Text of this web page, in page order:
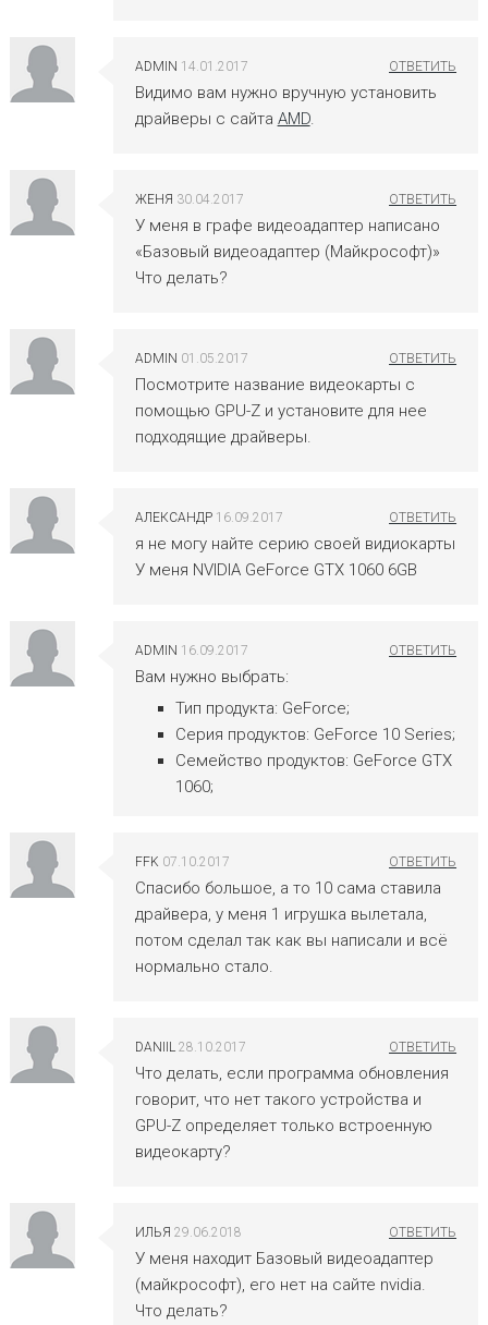
ADMIN 14.01.2017
Видимо вам нужно вручную установить
драйверы с сайта AMD.
ЖЕНЯ 30.04.2017
У меня в графе видеоадаптер написано
«Базовый видеоадаптер (Майкрософт)»
Что делать?
ADMIN 01.05.2017
Посмотрите название видеокарты с
помощью GPU-Z и установите для нее
подходящие драйверы.
АЛЕКСАНДР 16.09.2017
я не могу найте серию своей видиокарты
У меня NVIDIA GeForce GTX 1060 6GB
ADMIN 16.09.2017
Вам нужно выбрать:
Тип продукта: GeForce;
Серия продуктов: GeForce 10 Series;
Семейство продуктов: GeForce GTX
1060;
FFK 07.10.2017
Спасибо большое, а то 10 сама ставила
драйвера, у меня 1 игрушка вылетала,
потом сделал так как вы написали и всё
нормально стало.
DANIIL 28.10.2017
Что делать, если программа обновления
говорит, что нет такого устройства и
GPU-Z определяет только встроенную
видеокарту?
ИЛЬЯ 29.06.2018
У меня находит Базовый видеоадаптер
(майкрософт), его нет на сайте nvidia.
Что делать?